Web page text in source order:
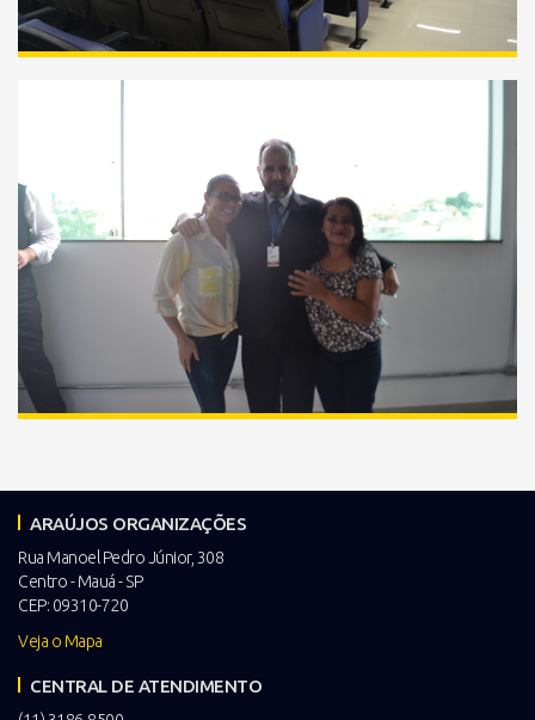
ARAÚJOS ORGANIZAÇÕES
Rua Manoel Pedro Júnior, 308
Centro - Mauá - SP
CEP: 09310-720
Veja o Mapa
CENTRAL DE ATENDIMENTO